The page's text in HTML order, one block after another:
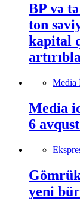
BP və
ton
kapital
Media
Media
6
yeni